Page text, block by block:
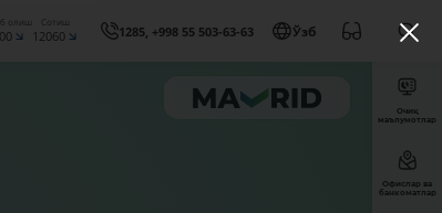
олиш Сотиш
12060 1285, +998 55 503-63-63 Ўзб
Очиқ
маълумотлар
Офислар ва
банкоматлар